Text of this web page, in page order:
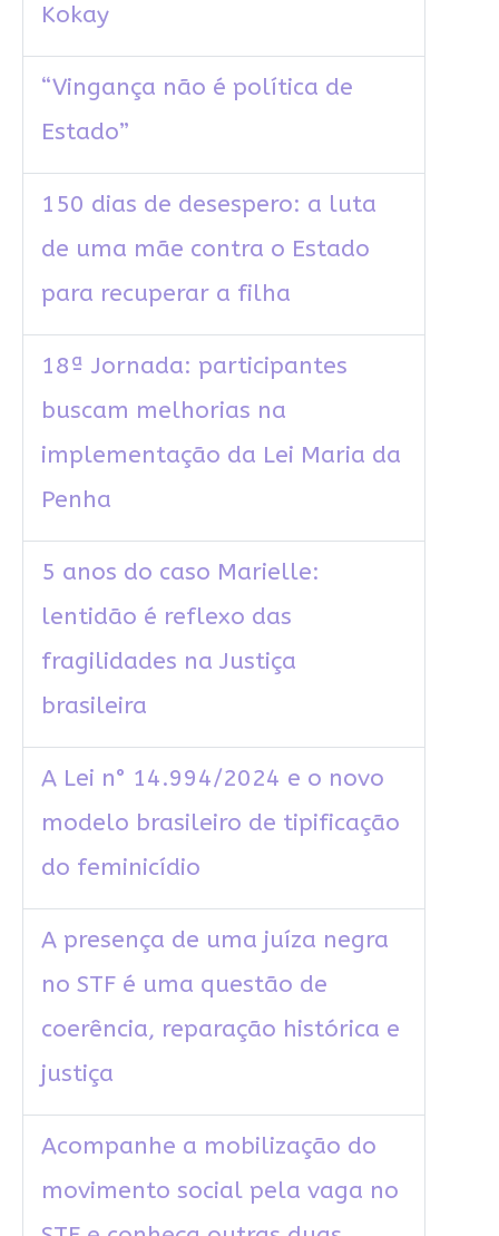
Kokay
“Vingança não é política de
Estado”
150 dias de desespero: a luta
de uma mãe contra o Estado
para recuperar a filha
18ª Jornada: participantes
buscam melhorias na
implementação da Lei Maria da
Penha
5 anos do caso Marielle:
lentidão é reflexo das
fragilidades na Justiça
brasileira
A Lei n° 14.994/2024 e o novo
modelo brasileiro de tipificação
do feminicídio
A presença de uma juíza negra
no STF é uma questão de
coerência, reparação histórica e
justiça
Acompanhe a mobilização do
movimento social pela vaga no